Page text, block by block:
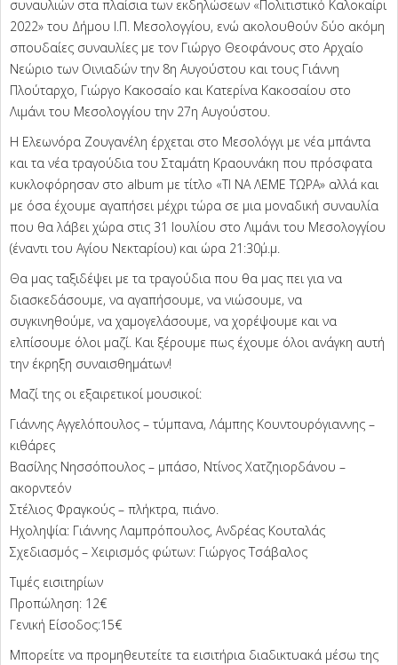
συναυλιών στα πλαίσια των εκδηλώσεων «Πολιτιστικό Καλοκαίρι
2022» του Δήμου Ι.Π. Μεσολογγίου, ενώ ακολουθούν δύο ακόμη
σπουδαίες συναυλίες με τον Γιώργο Θεοφάνους στο Αρχαίο
Νεώριο των Οινιαδών την 8η Αυγούστου και τους Γιάννη
Πλούταρχο, Γιώργο Κακοσαίο και Κατερίνα Κακοσαίου στο
Λιμάνι του Μεσολογγίου την 27η Αυγούστου.
Η Ελεωνόρα Ζουγανέλη έρχεται στο Μεσολόγγι με νέα μπάντα
και τα νέα τραγούδια του Σταμάτη Κραουνάκη που πρόσφατα
κυκλοφόρησαν στο album με τίτλο «ΤΙ ΝΑ ΛΕΜΕ ΤΩΡΑ» αλλά και
με όσα έχουμε αγαπήσει μέχρι τώρα σε μια μοναδική συναυλία
που θα λάβει χώρα στις 31 Ιουλίου στο Λιμάνι του Μεσολογγίου
(έναντι του Αγίου Νεκταρίου) και ώρα 21:30΄μ.μ.
Θα μας ταξιδέψει με τα τραγούδια που θα μας πει για να
διασκεδάσουμε, να αγαπήσουμε, να νιώσουμε, να
συγκινηθούμε, να χαμογελάσουμε, να χορέψουμε και να
ελπίσουμε όλοι μαζί. Και ξέρουμε πως έχουμε όλοι ανάγκη αυτή
την έκρηξη συναισθημάτων!
Μαζί της οι εξαιρετικοί μουσικοί:
Γιάννης Αγγελόπουλος – τύμπανα, Λάμπης Κουντουρόγιαννης –
κιθάρες
Βασίλης Νησσόπουλος – μπάσο, Ντίνος Χατζηιορδάνου –
ακορντεόν
Στέλιος Φραγκούς – πλήκτρα, πιάνο.
Ηχοληψία: Γιάννης Λαμπρόπουλος, Ανδρέας Κουταλάς
Σχεδιασμός – Χειρισμός φώτων: Γιώργος Τσάβαλος
Τιμές εισιτηρίων
Προπώληση: 12€
Γενική Είσοδος:15€
Μπορείτε να προμηθευτείτε τα εισιτήρια διαδικτυακά μέσω της